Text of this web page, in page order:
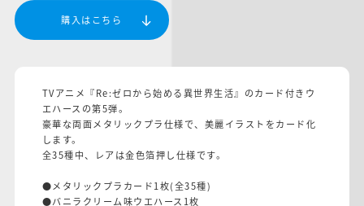
購入はこちら
TVアニメ『Re:ゼロから始める異世界生活』のカード付きウ
エハースの第5弾。
豪華な両面メタリックプラ仕様で、美麗イラストをカード化
します。
全35種中、レアは金色箔押し仕様です。
●メタリックプラカード1枚(全35種)
●バニラクリーム味ウエハース1枚